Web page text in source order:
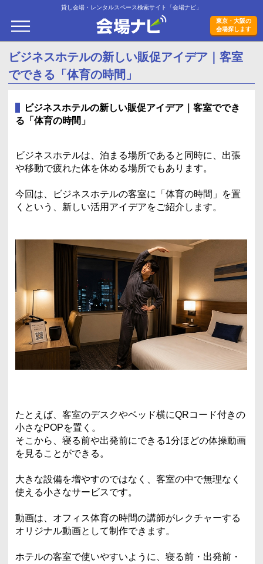
貸し会場・レンタルスペース検索サイト「会場ナビ」
東京・大阪の
会場探します
ビジネスホテルの新しい販促アイデア｜客室
でできる「体育の時間」
ビジネスホテルの新しい販促アイデア｜客室ででき
る「体育の時間」
ビジネスホテルは、泊まる場所であると同時に、出張
や移動で疲れた体を休める場所でもあります。
今回は、ビジネスホテルの客室に「体育の時間」を置
くという、新しい活用アイデアをご紹介します。
たとえば、客室のデスクやベッド横にQRコード付きの
小さなPOPを置く。
そこから、寝る前や出発前にできる1分ほどの体操動画
を見ることができる。
大きな設備を増やすのではなく、客室の中で無理なく
使える小さなサービスです。
動画は、オフィス体育の時間の講師がレクチャーする
オリジナル動画として制作できます。
ホテルの客室で使いやすいように、寝る前・出発前・